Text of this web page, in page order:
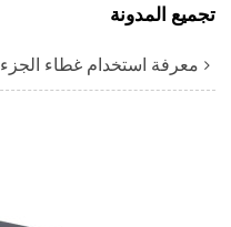
تجميع المدونة
معرفة استخدام غطاء